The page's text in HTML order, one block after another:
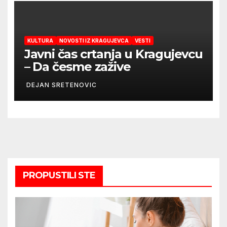
KULTURA NOVOSTI IZ KRAGUJEVCA VESTI
Javni čas crtanja u Kragujevcu
– Da česme zažive
DEJAN SRETENOVIC
PROPUSTILI STE